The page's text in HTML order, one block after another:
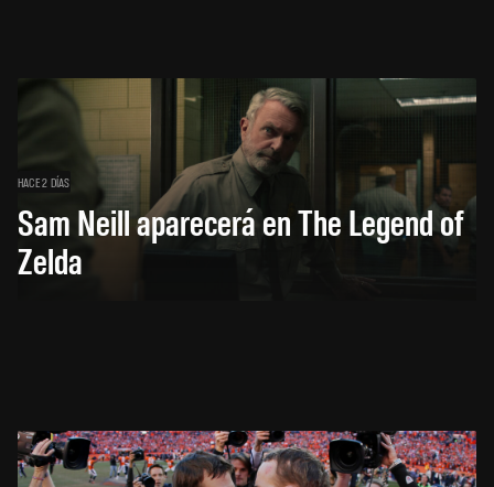
HACE 2 DÍAS
Sam Neill aparecerá en The Legend of
Zelda